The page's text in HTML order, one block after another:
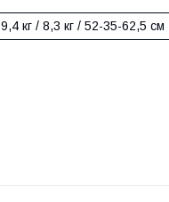
9,4 кг / 8,3 кг / 52-35-62,5 см